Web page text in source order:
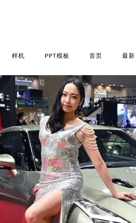
样机 PPT模板 首页 最新